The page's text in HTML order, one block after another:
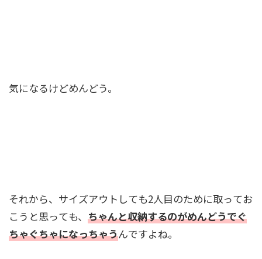
気になるけどめんどう。
それから、サイズアウトしても2人目のために取ってお
こうと思っても、 ちゃんと収納するのがめんどうでぐ
ちゃぐちゃになっちゃうんですよね。